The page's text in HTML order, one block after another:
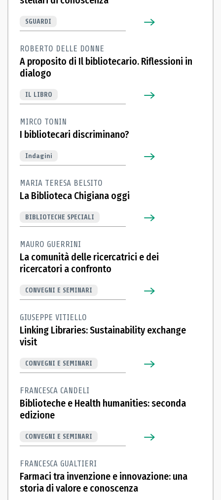
SGUARDI
ROBERTO DELLE DONNE
A proposito di Il bibliotecario. Riflessioni in
dialogo
IL LIBRO
MIRCO TONIN
I bibliotecari discriminano?
Indagini
MARIA TERESA BELSITO
La Biblioteca Chigiana oggi
BIBLIOTECHE SPECIALI
MAURO GUERRINI
La comunità delle ricercatrici e dei
ricercatori a confronto
CONVEGNI E SEMINARI
GIUSEPPE VITIELLO
Linking Libraries: Sustainability exchange
visit
CONVEGNI E SEMINARI
FRANCESCA CANDELI
Biblioteche e Health humanities: seconda
edizione
CONVEGNI E SEMINARI
FRANCESCA GUALTIERI
Farmaci tra invenzione e innovazione: una
storia di valore e conoscenza